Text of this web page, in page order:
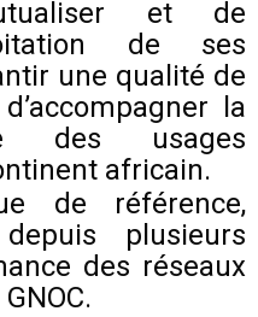
et de
de ses
une qualité de
la
des usages
africain.
de référence,
plusieurs
des réseaux